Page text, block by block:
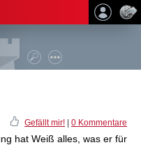
Gefällt mir! 0 Kommentare
hat Weiß alles, was er für